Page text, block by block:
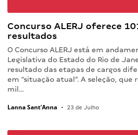
Concurso ALERJ oferece
resultados
O Concurso ALERJ está em
Legislativa do Estado do Rio de
resultado das etapas de cargos
em “situação atual”. A seleção, que
mil…
Lanna Sant'Anna • 23 de Julho